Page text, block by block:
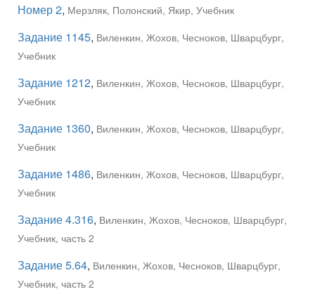
Номер 2, Мерзляк, Полонский, Якир, Учебник
Задание 1145, Виленкин, Жохов, Чесноков, Шварцбург,
Учебник
Задание 1212, Виленкин, Жохов, Чесноков, Шварцбург,
Учебник
Задание 1360, Виленкин, Жохов, Чесноков, Шварцбург,
Учебник
Задание 1486, Виленкин, Жохов, Чесноков, Шварцбург,
Учебник
Задание 4.316, Виленкин, Жохов, Чесноков, Шварцбург,
Учебник, часть 2
Задание 5.64, Виленкин, Жохов, Чесноков, Шварцбург,
Учебник, часть 2